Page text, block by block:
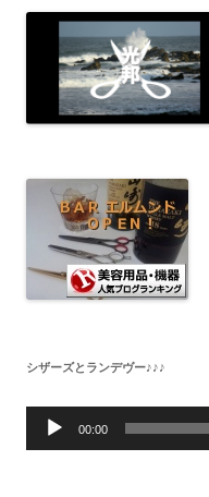
シザーズとランデヴー♪♪♪
音
00:00